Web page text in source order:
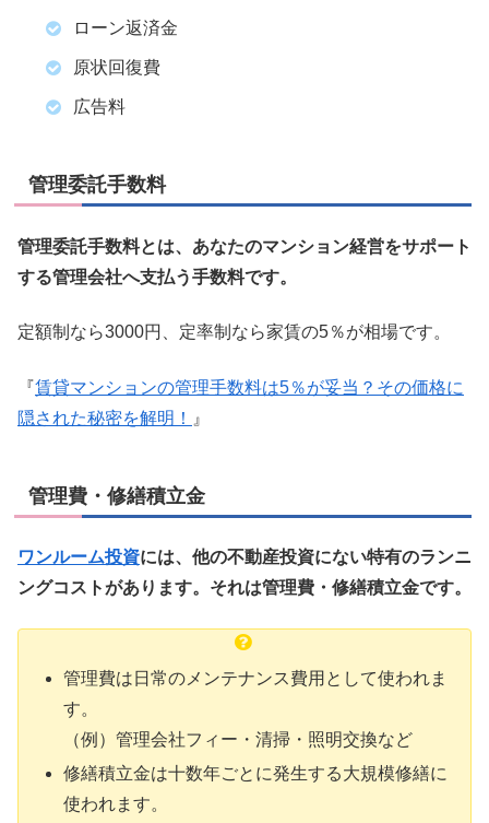
ローン返済金
原状回復費
広告料
管理委託手数料
管理委託手数料とは、あなたのマンション経営をサポート
する管理会社へ支払う手数料です。
定額制なら3000円、定率制なら家賃の5％が相場です。
『賃貸マンションの管理手数料は5％が妥当？その価格に
隠された秘密を解明！
』
管理費・修繕積立金
ワンルーム投資には、他の不動産投資にない特有のランニ
ングコストがあります。それは管理費・修繕積立金です。
管理費は日常のメンテナンス費用として使われま
す。
（例）管理会社フィー・清掃・照明交換など
修繕積立金は十数年ごとに発生する大規模修繕に
使われます。